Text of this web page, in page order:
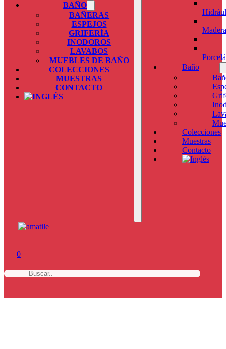
BAÑO
BAÑERAS
ESPEJOS
GRIFERÍA
INODOROS
LAVABOS
MUEBLES DE BAÑO
COLECCIONES
MUESTRAS
CONTACTO
Madera
Baño
Colecciones
Muestras
Contacto
0
b